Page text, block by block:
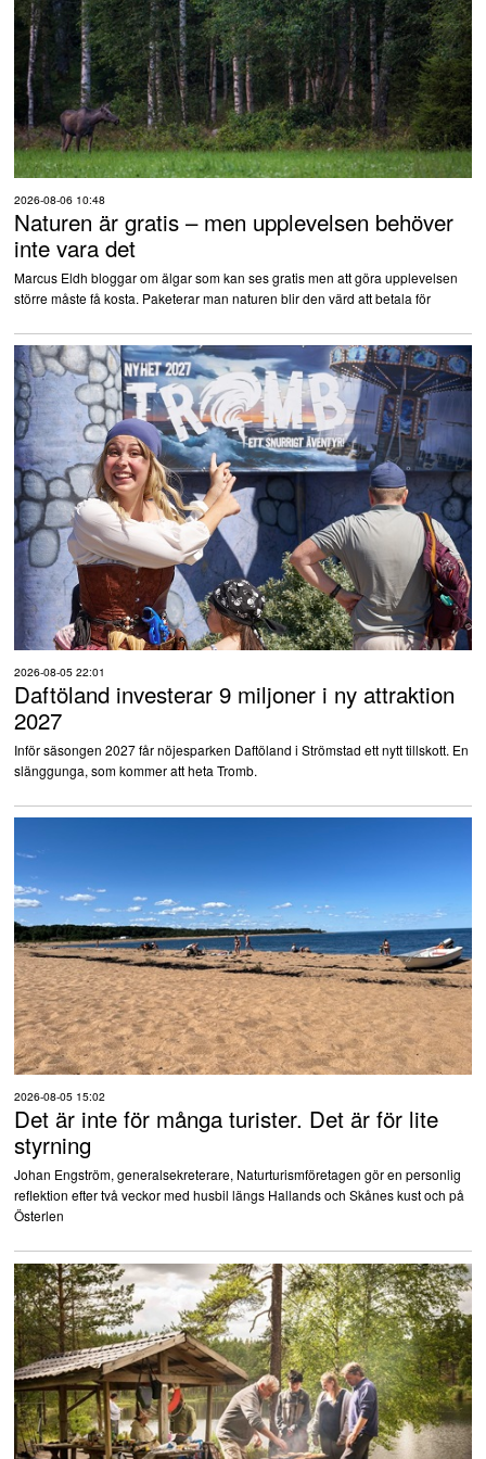
2026-08-06 10:48
Naturen är gratis – men upplevelsen behöver
inte vara det
Marcus Eldh bloggar om älgar som kan ses gratis men att göra upplevelsen
större måste få kosta. Paketerar man naturen blir den värd att betala för
2026-08-05 22:01
Daftöland investerar 9 miljoner i ny attraktion
2027
Inför säsongen 2027 får nöjesparken Daftöland i Strömstad ett nytt tillskott. En
slänggunga, som kommer att heta Tromb.
2026-08-05 15:02
Det är inte för många turister. Det är för lite
styrning
Johan Engström, generalsekreterare, Naturturismföretagen gör en personlig
reflektion efter två veckor med husbil längs Hallands och Skånes kust och på
Österlen